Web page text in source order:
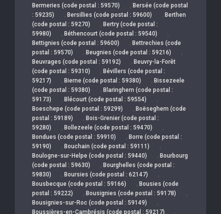
Bermeries (code postal : 59570) , Bersée (code postal
: 59235)
, Bersillies (code postal : 59600) , Berthen
(code postal : 59270)
, Bertry (code postal :
59980)
, Béthencourt (code postal : 59540) ,
Bettignies (code postal : 59600) , Bettrechies (code
postal : 59570)
, Beugnies (code postal : 59216) ,
Beuvrages (code postal : 59192) , Beuvry-la-Forêt
(code postal : 59310)
, Bévillers (code postal :
59217)
, Bierne (code postal : 59380) , Bissezeele
(code postal : 59380)
, Blaringhem (code postal :
59173)
, Blécourt (code postal : 59554) ,
Boeschepe (code postal : 59299) , Boëseghem (code
postal : 59189)
, Bois-Grenier (code postal :
59280)
, Bollezeele (code postal : 59470) ,
Bondues (code postal : 59910) , Borre (code postal :
59190)
, Bouchain (code postal : 59111) ,
Boulogne-sur-Helpe (code postal : 59440) , Bourbourg
(code postal : 59630)
, Bourghelles (code postal :
59830)
, Boursies (code postal : 62147) ,
Bousbecque (code postal : 59166) , Bousies (code
postal : 59222)
, Bousignies (code postal : 59178) ,
Bousignies-sur-Roc (code postal : 59149) ,
Boussières-en-Cambrésis (code postal : 59217) ,